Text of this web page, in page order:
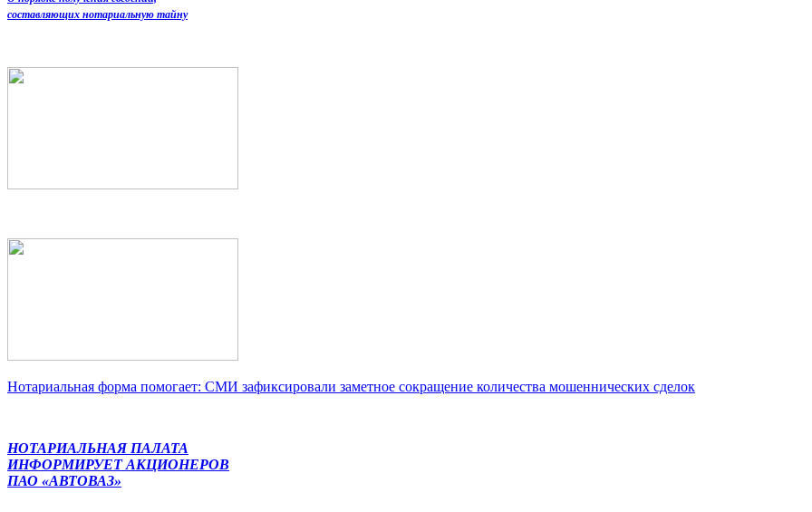
составляющих нотариальную тайну
Нотариальная форма помогает: СМИ зафиксировали заметное сокращение количества мошеннических сделок
НОТАРИАЛЬНАЯ ПАЛАТА
ИНФОРМИРУЕТ АКЦИОНЕРОВ
ПАО «АВТОВАЗ»